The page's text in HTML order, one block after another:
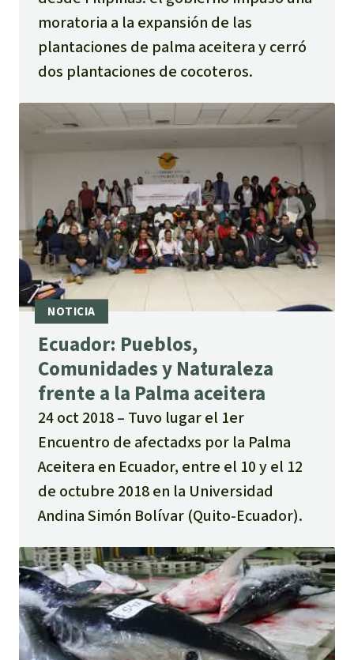
moratoria a la expansión de las
plantaciones de palma aceitera y cerró
dos plantaciones de cocoteros.
Ecuador: Pueblos,
Comunidades y Naturaleza
frente a la Palma aceitera
24 oct 2018
Tuvo lugar el 1er
Encuentro de afectadxs por la Palma
Aceitera en Ecuador, entre el 10 y el 12
de octubre 2018 en la Universidad
Andina Simón Bolívar (Quito-Ecuador).